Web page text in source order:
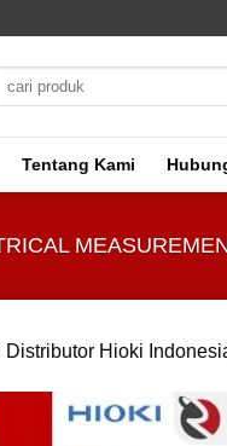
Pencarian
Tentang Kami
Distributor Hioki